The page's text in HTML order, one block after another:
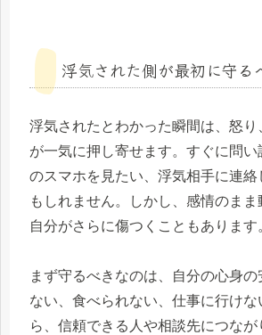
浮気された側が最初に守る
浮気されたとわかった瞬間は、怒
が一気に押し寄せます。すぐに問
のスマホを見たい、浮気相手に連
もしれません。しかし、感情のま
自分がさらに傷つくこともあります
まず守るべきなのは、自分の心身
ない、食べられない、仕事に行けな
ら、信頼できる人や相談先につな